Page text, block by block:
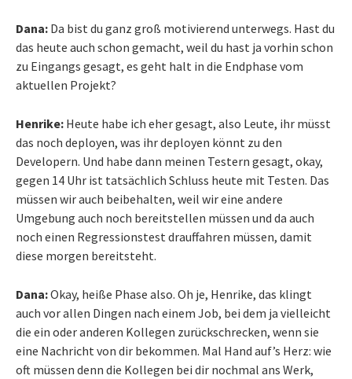
Dana: Da bist du ganz groß motivierend unterwegs. Hast du
das heute auch schon gemacht, weil du hast ja vorhin schon
zu Eingangs gesagt, es geht halt in die Endphase vom
aktuellen Projekt?
Henrike: Heute habe ich eher gesagt, also Leute, ihr müsst
das noch deployen, was ihr deployen könnt zu den
Developern. Und habe dann meinen Testern gesagt, okay,
gegen 14 Uhr ist tatsächlich Schluss heute mit Testen. Das
müssen wir auch beibehalten, weil wir eine andere
Umgebung auch noch bereitstellen müssen und da auch
noch einen Regressionstest drauffahren müssen, damit
diese morgen bereitsteht.
Dana:Okay, heiße Phase also. Oh je, Henrike, das klingt
auch vor allen Dingen nach einem Job, bei dem ja vielleicht
die ein oder anderen Kollegen zurückschrecken, wenn sie
eine Nachricht von dir bekommen. Mal Hand auf’s Herz: wie
oft müssen denn die Kollegen bei dir nochmal ans Werk,